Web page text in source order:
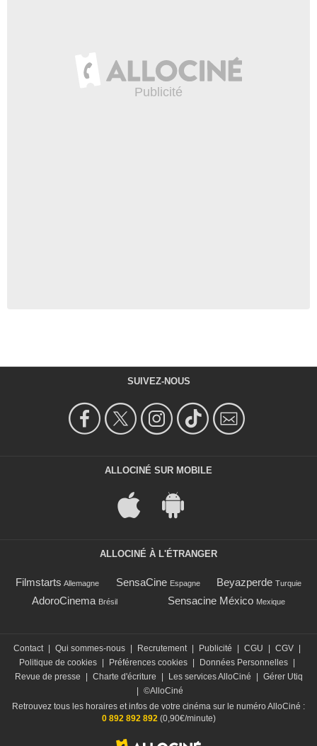
SUIVEZ-NOUS
ALLOCINÉ SUR MOBILE
ALLOCINÉ À L'ÉTRANGER
Filmstarts Allemagne SensaCine Espagne Beyazperde Turquie
AdoroCinema Brésil Sensacine México Mexique
Contact Qui sommes-nous Recrutement Publicité CGU CGV
Politique de cookies
Préférences cookies Données Personnelles
Revue de presse
Charte d'écriture Les services AlloCiné
Gérer Utiq
©AlloCiné
Retrouvez tous les horaires et infos de votre cinéma sur le numéro AlloCiné :
0 892 892 892(0,90€/minute)